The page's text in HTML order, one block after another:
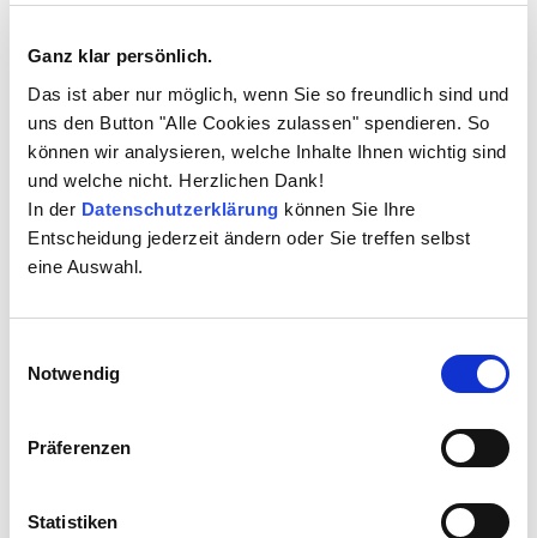
Ganz klar persönlich.
Das ist aber nur möglich, wenn Sie so freundlich sind und
uns den Button "Alle Cookies zulassen" spendieren. So
können wir analysieren, welche Inhalte Ihnen wichtig sind
und welche nicht. Herzlichen Dank!
In der Datenschutzerklärung können Sie Ihre
Entscheidung jederzeit ändern oder Sie treffen selbst
eine Auswahl.
Notwendig
Präferenzen
Statistiken
Jan Mario Welle
reThinkLegal GmbH und Vorstand, LegalHorizon AG
Jan M. Welle ist Partner bei der reThinkLegal GmbH und
Schwerpunkte liegen auf den Themen automatisierte
Identifikation relevanter Informationen,
er darüber hinaus in den Vorstand der LegalHorizon